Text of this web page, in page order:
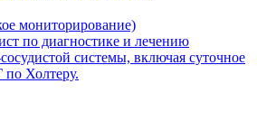
мониторирование)
по диагностике и лечению
системы, включая суточное
Холтеру.